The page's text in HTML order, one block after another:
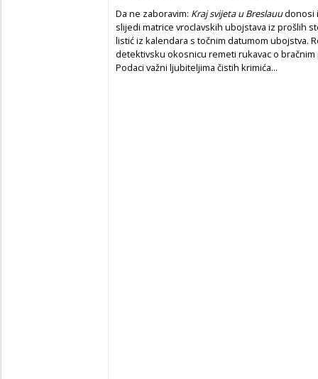
Da ne zaboravim: Kraj svijeta u Breslauudonosi
slijedi matrice vroclavskih ubojstava iz prošlih
listić iz kalendara s točnim datumom ubojstva.
detektivsku okosnicu remeti rukavac o
Podaci važni ljubiteljima čistih krimića...